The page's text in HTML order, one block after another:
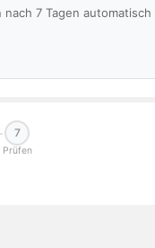
7 Tagen automatisch
7
Prüfen